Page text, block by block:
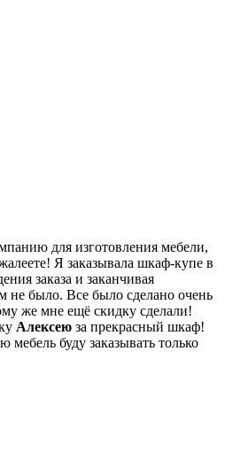
для изготовления мебели,
Я заказывала шкаф-купе в
заказа и заканчивая
не было. Все было сделано очень
же мне ещё скидку сделали!
Алексею за прекрасный шкаф!
мебель буду заказывать только